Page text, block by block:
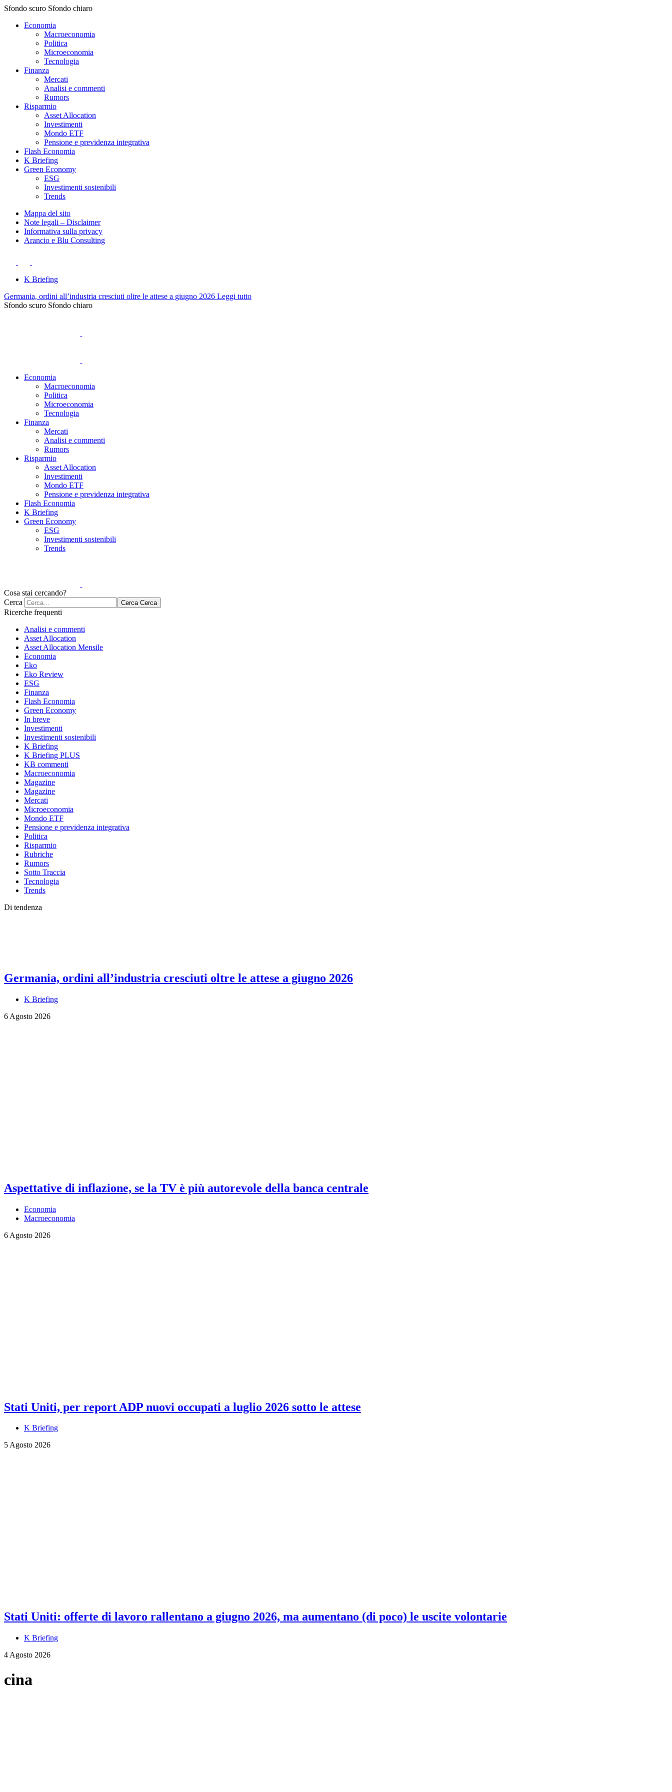
Sfondo scuro Sfondo chiaro
Economia
Macroeconomia
Politica
Microeconomia
Tecnologia
Finanza
Mercati
Analisi e commenti
Rumors
Risparmio
Asset Allocation
Investimenti
Mondo ETF
Pensione e previdenza integrativa
Flash Economia
K Briefing
Green Economy
ESG
Investimenti sostenibili
Trends
Mappa del sito
Note legali – Disclaimer
Informativa sulla privacy
Arancio e Blu Consulting
K Briefing
Germania, ordini all’industria cresciuti oltre le attese a giugno 2026 Leggi tutto
Sfondo scuro Sfondo chiaro
Economia
Macroeconomia
Politica
Microeconomia
Tecnologia
Finanza
Mercati
Analisi e commenti
Rumors
Risparmio
Asset Allocation
Investimenti
Mondo ETF
Pensione e previdenza integrativa
Flash Economia
K Briefing
Green Economy
ESG
Investimenti sostenibili
Trends
Cosa stai cercando?
Cerca
Cerca Cerca
Ricerche frequenti
Analisi e commenti
Asset Allocation
Asset Allocation Mensile
Economia
Eko
Eko Review
ESG
Finanza
Flash Economia
Green Economy
In breve
Investimenti
Investimenti sostenibili
K Briefing
K Briefing PLUS
KB commenti
Macroeconomia
Magazine
Magazine
Mercati
Microeconomia
Mondo ETF
Pensione e previdenza integrativa
Politica
Risparmio
Rubriche
Rumors
Sotto Traccia
Tecnologia
Trends
Di tendenza
Germania, ordini all’industria cresciuti oltre le attese a giugno 2026
K Briefing
6 Agosto 2026
Aspettative di inflazione, se la TV è più autorevole della banca centrale
Economia
Macroeconomia
6 Agosto 2026
Stati Uniti, per report ADP nuovi occupati a luglio 2026 sotto le attese
K Briefing
5 Agosto 2026
Stati Uniti: offerte di lavoro rallentano a giugno 2026, ma aumentano (di poco) le uscite volontarie
K Briefing
4 Agosto 2026
cina